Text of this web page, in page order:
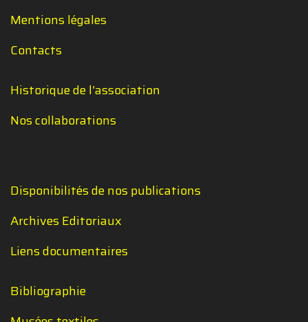
Mentions légales
Contacts
Historique de l'association
Nos collaborations
Disponibilités de nos publications
Archives Editoriaux
Liens documentaires
Bibliographie